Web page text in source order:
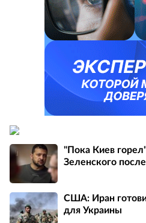
"Пока Киев
Зеленского
США: Иран
для Украины